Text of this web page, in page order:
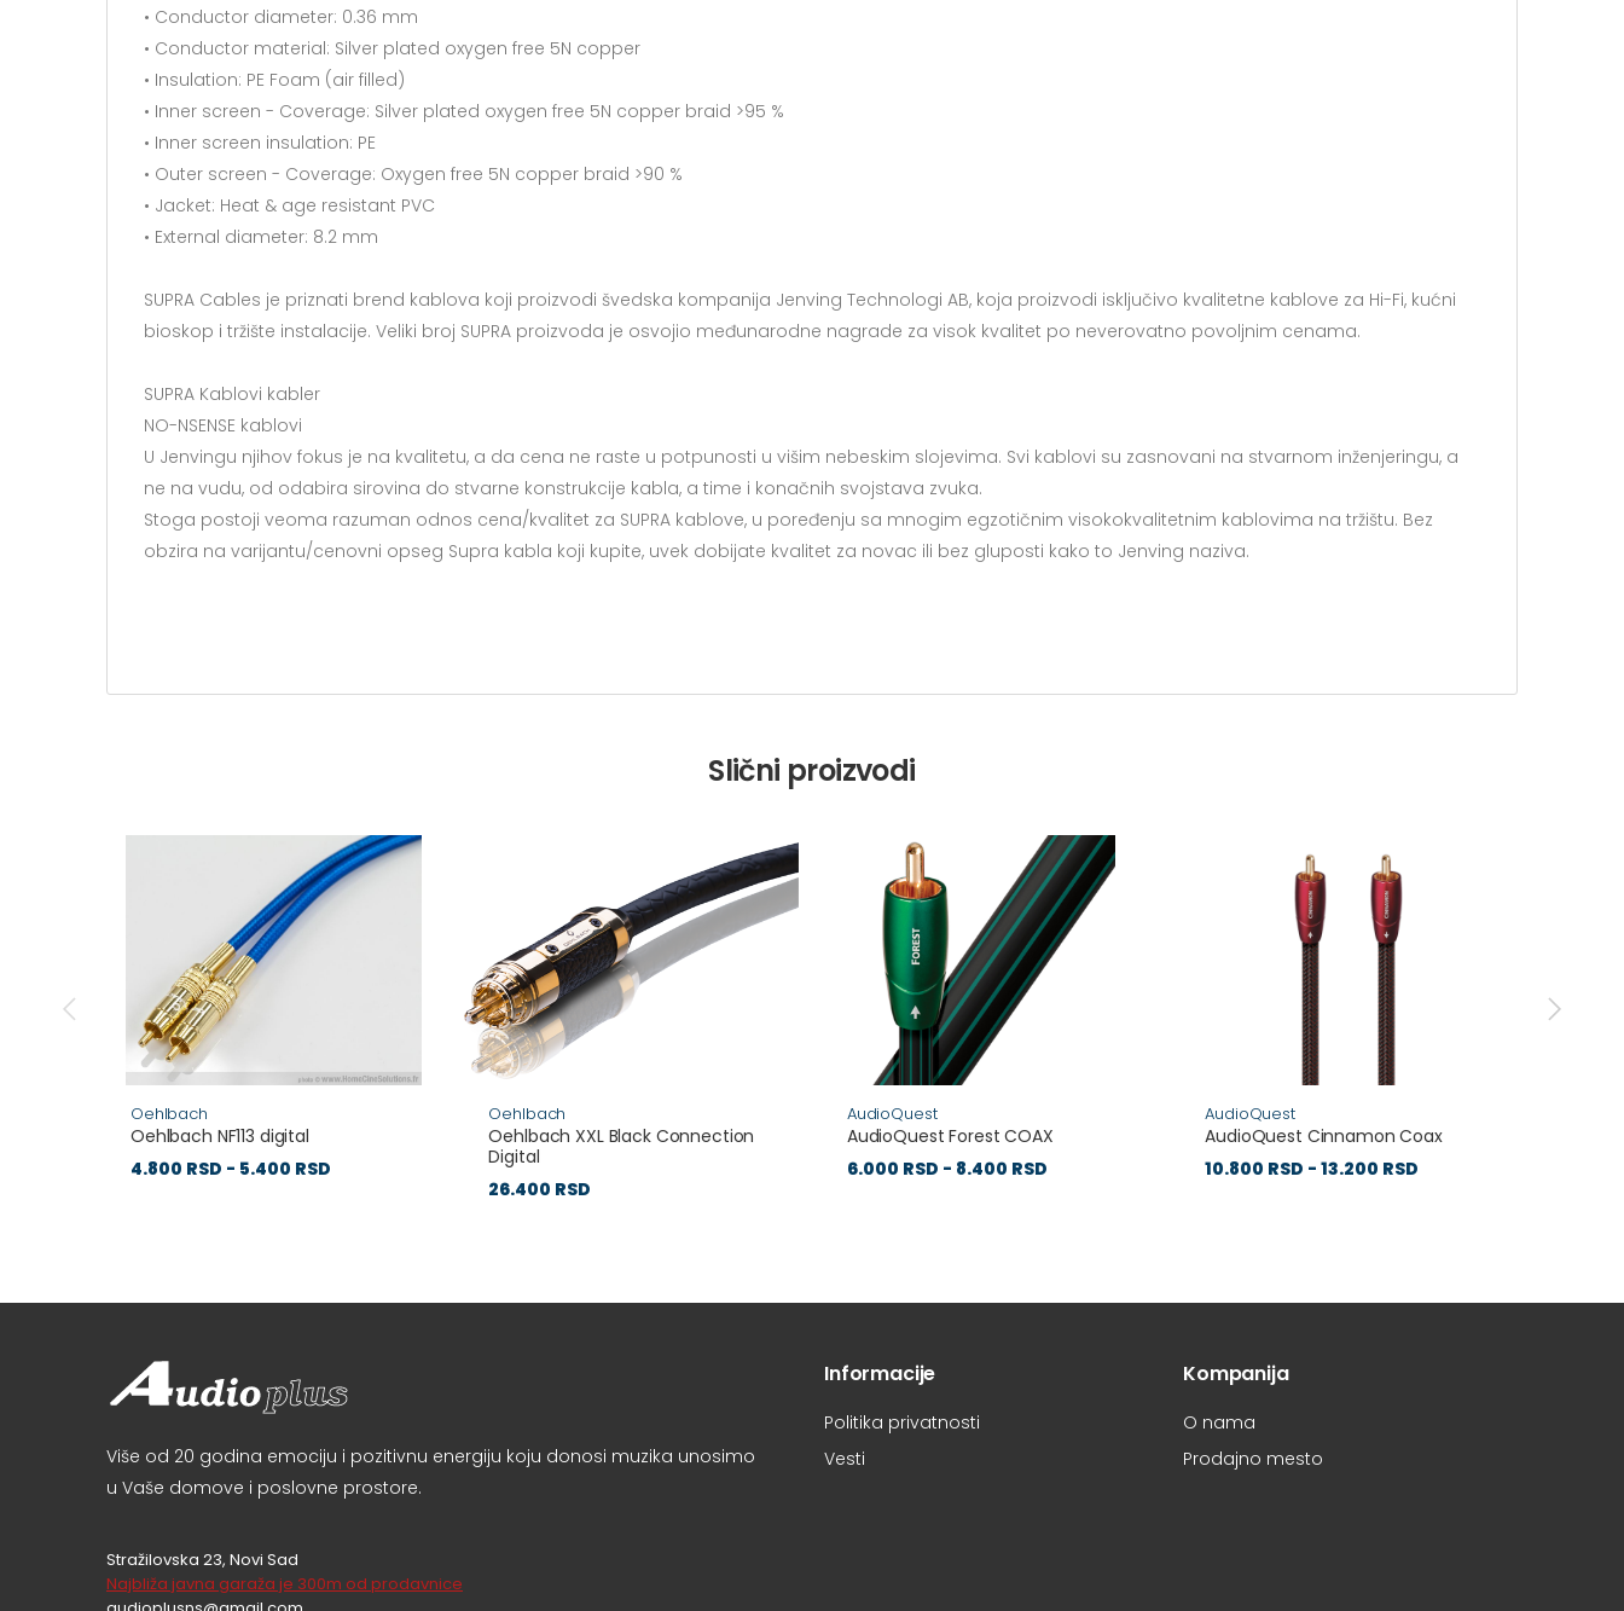
• Conductor diameter: 0.36 mm
• Conductor material: Silver plated oxygen free 5N copper
• Insulation: PE Foam (air filled)
• Inner screen - Coverage: Silver plated oxygen free 5N copper braid >95 %
• Inner screen insulation: PE
• Outer screen - Coverage: Oxygen free 5N copper braid >90 %
• Jacket: Heat & age resistant PVC
• External diameter: 8.2 mm
SUPRA Cables je priznati brend kablova koji proizvodi švedska kompanija Jenving Technologi AB, koja proizvodi isključivo kvalitetne kablove za Hi-Fi, kućni
bioskop i tržište instalacije. Veliki broj SUPRA proizvoda je osvojio međunarodne nagrade za visok kvalitet po neverovatno povoljnim cenama.
SUPRA Kablovi kabler
NO-NSENSE kablovi
U Jenvingu njihov fokus je na kvalitetu, a da cena ne raste u potpunosti u višim nebeskim slojevima. Svi kablovi su zasnovani na stvarnom inženjeringu, a
ne na vudu, od odabira sirovina do stvarne konstrukcije kabla, a time i konačnih svojstava zvuka.
Stoga postoji veoma razuman odnos cena/kvalitet za SUPRA kablove, u poređenju sa mnogim egzotičnim visokokvalitetnim kablovima na tržištu. Bez
obzira na varijantu/cenovni opseg Supra kabla koji kupite, uvek dobijate kvalitet za novac ili bez gluposti kako to Jenving naziva.
Slični proizvodi
Oehlbach
Oehlbach NF113 digital
4.800 RSD - 5.400 RSD
Oehlbach
Oehlbach XXL Black Connection
Digital
26.400 RSD
AudioQuest
AudioQuest Forest COAX
6.000 RSD - 8.400 RSD
AudioQuest
AudioQuest Cinnamon Coax
10.800 RSD - 13.200 RSD
Više od 20 godina emociju i pozitivnu energiju koju donosi muzika unosimo
u Vaše domove i poslovne prostore.
Stražilovska 23, Novi Sad
Najbliža javna garaža je 300m od prodavnice
Informacije
Politika privatnosti
Vesti
Kompanija
O nama
Prodajno mesto